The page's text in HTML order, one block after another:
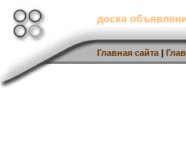
доска
Главная сайта |